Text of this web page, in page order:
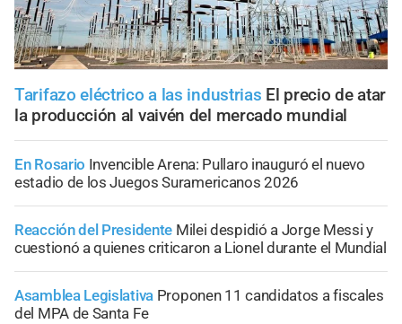
Tarifazo eléctrico a las industrias El precio de atar
la producción al vaivén del mercado mundial
En Rosario Invencible Arena: Pullaro inauguró el nuevo
estadio de los Juegos Suramericanos 2026
Reacción del Presidente Milei despidió a Jorge Messi y
cuestionó a quienes criticaron a Lionel durante el Mundial
Asamblea Legislativa Proponen 11 candidatos a fiscales
del MPA de Santa Fe